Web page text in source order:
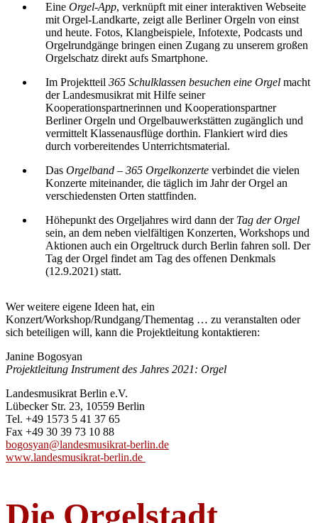
Eine Orgel-App, verknüpft mit einer interaktiven Webseite
mit Orgel-Landkarte, zeigt alle Berliner Orgeln von einst
und heute. Fotos, Klangbeispiele, Infotexte, Podcasts und
Orgelrundgänge bringen einen Zugang zu unserem großen
Orgelschatz direkt aufs Smartphone.
Im Projektteil 365 Schulklassen besuchen eine Orgel macht
der Landesmusikrat mit Hilfe seiner
Kooperationspartnerinnen und Kooperationspartner
Berliner Orgeln und Orgelbauwerkstätten zugänglich und
vermittelt Klassenausflüge dorthin. Flankiert wird dies
durch vorbereitendes Unterrichtsmaterial.
Das Orgelband – 365 Orgelkonzerte verbindet die vielen
Konzerte miteinander, die täglich im Jahr der Orgel an
verschiedensten Orten stattfinden.
Höhepunkt des Orgeljahres wird dann der Tag der Orgel
sein, an dem neben vielfältigen Konzerten, Workshops und
Aktionen auch ein Orgeltruck durch Berlin fahren soll. Der
Tag der Orgel findet am Tag des offenen Denkmals
(12.9.2021) statt.
Wer weitere eigene Ideen hat, ein
Konzert/Workshop/Rundgang/Thementag … zu veranstalten oder
sich beteiligen will, kann die Projektleitung kontaktieren:
Janine Bogosyan
Projektleitung Instrument des Jahres 2021: Orgel
Landesmusikrat Berlin e.V.
Lübecker Str. 23, 10559 Berlin
Tel. +49 1573 5 41 37 65
Fax +49 30 39 73 10 88
bogosyan@landesmusikrat-berlin.de
www.landesmusikrat-berlin.de
Die Orgelstadt